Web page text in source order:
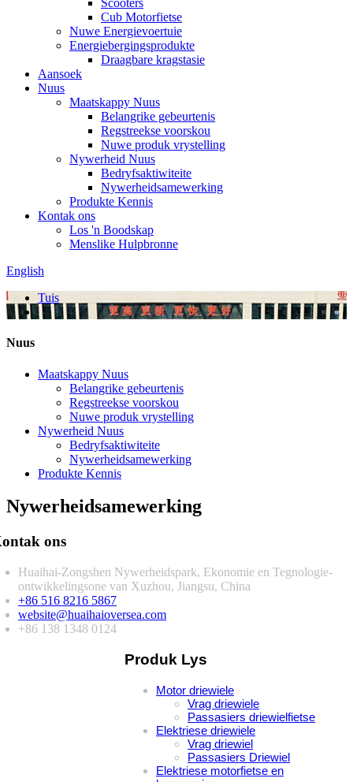
Scooters
Cub Motorfietse
Nuwe Energievoertuie
Energiebergingsprodukte
Draagbare kragstasie
Aansoek
Nuus
Maatskappy Nuus
Belangrike gebeurtenis
Regstreekse voorskou
Nuwe produk vrystelling
Nywerheid Nuus
Bedryfsaktiwiteite
Nywerheidsamewerking
Produkte Kennis
Kontak ons
Los 'n Boodskap
Menslike Hulpbronne
English
Tuis
Nuus
Maatskappy Nuus
Belangrike gebeurtenis
Regstreekse voorskou
Nuwe produk vrystelling
Nywerheid Nuus
Bedryfsaktiwiteite
Nywerheidsamewerking
Produkte Kennis
Nywerheidsamewerking
ons
Huaihai-Zongshen Nywerheidspark, Ekonomie en Tegnologie-
ontwikkelingsone van Xuzhou, Jiangsu, China
+86 516 8216 5867
website@huaihaioversea.com
+86 138 1348 0124
Produk Lys
Motor driewiele
Vrag driewiele
Passasiers driewielfietse
Elektriese driewiele
Vrag driewiel
Passasiers Driewiel
Elektriese motorfietse en